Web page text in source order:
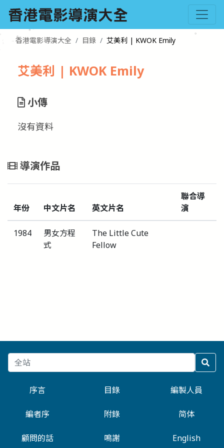
香港電影導演大全 目錄 艾美利 | KWOK Emily
艾美利 | KWOK Emily
小傳
沒有資料
導演作品
年份 中文片名 英文片名
聯合導
演
1984
男女方程
式
The Little Cute
Fellow
序言 目錄 編製人員
編者序 附錄 简体
顧問的話 鳴謝 English